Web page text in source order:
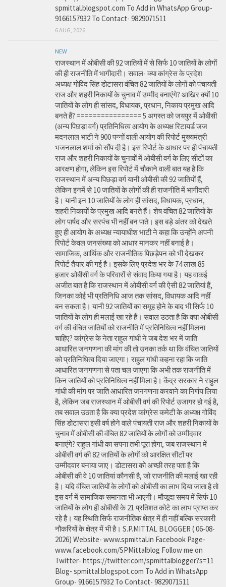
spmittal.blogspot.com To Add in WhatsApp Group-
9166157932 To Contact- 9829071511
6 AUG, 2026
NEW
राजस्थान में ओबीसी की 92 जातियों में से सिर्फ 10 जातियों के लोगों
की ही राजनीति में भागीदारी। सवाल- क्या कांग्रेस के प्रदेश
अध्यक्ष गोविंद सिंह डोटासरा वंचित 82 जातियों के लोगों को पंचायती
राज और शहरी निकायों के चुनाव में उम्मीद बनाएंगे? आखिर क्यों 10
जातियों के लोग ही सांसद, विधायक, प्रधान, निकाय प्रमुख आदि
बनते हैं? ================ 5 अगस्त को जयपुर में ओबीसी
(अन्य पिछड़ा वर्ग) प्रतिनिधित्व आयोग के अध्यक्ष रिटायर्ड जज
मदनलाल भाटी ने 900 पन्नों वाली आयोग की रिपोर्ट मुख्यमंत्री
भजनलाल शर्मा को सौंप दी है। इस रिपोर्ट के आधार पर ही पंचायती
राज और शहरी निकायों के चुनावों में ओबीसी वर्ग के लिए सीटों का
आरक्षण होगा, लेकिन इस रिपोर्ट में चौकाने वाली बात यह है कि
राजस्थान में अन्य पिछड़ा वर्ग यानी ओबीसी की 92 जातियों हैं,
लेकिन इनमें से 10 जातियों के लोगों की ही राजनीति में भागीदारी
है। यानी इन 10 जातियों के लोग ही सांसद, विधायक, प्रधान,
शहरी निकायों के प्रमुख आदि बनते हैं। शेष वंचित 82 जातियों के
लोग पार्षद और सरपंच भी नहीं बन पाते। इस बड़े अंतर को देखते
हुए ही आयोग के अध्यक्ष न्यायाधीश भाटी ने कहा कि उन्होंने अपनी
रिपोर्ट केवल जनसंख्या को आधार मानकर नहीं बनाई है।
सामाजिक, आर्थिक और राजनीतिक पिछड़ेपन को भी देखकर
रिपोर्ट तैयार की गई है। इसके लिए प्रदेश भर के 74 लाख 85
हजार ओबीसी वर्ग के परिवारों से संवाद किया गया है। यह वाकई
अजीत बात है कि राजस्थान में ओबीसी वर्ग की ऐसी 82 जातियां हैं,
जिनका कोई भी प्रतिनिधि आज तक सांसद, विधायक आदि नहीं
बन सकता है। यानी 92 जातियों का समूह होने के बाद भी सिर्फ 10
जातियों के लोग ही मलाई खा रहे हैं। सवाल उठता है कि क्या ओबीसी
वर्ग की वंचित जातियों को राजनीति में प्रतिनिधित्व नहीं मिलना
चाहिए? कांग्रेस के नेता राहुल गांधी ने जब देश भर में जाति
आधारित जनगणना की मांग की तो उनका तर्क था कि वंचित जातियों
को प्रतिनिधित्व दिया जाएगा। राहुल गांधी कहना रहा कि जाति
आधारित जनगणना से पता चल जाएगा कि अभी तक राजनीति में
किन जातियों को प्रतिनिधित्व नहीं मिला है। केंद्र सरकार ने राहुल
गांधी की मांग पर जाति आधारित जनगणना करवाने का निर्णय लिया
है, लेकिन जब राजस्थान में ओबीसी वर्ग की रिपोर्ट उजागर हो गई है,
तब सवाल उठता है कि क्या प्रदेश कांग्रेस कमेटी के अध्यक्ष गोविंद
सिंह डोटासरा इसी वर्ष होने वाले पंचायती राज और शहरी निकायों के
चुनाव में ओबीसी की वंचित 82 जातियों के लोगों को उम्मीदवार
बनाएंगे? राहुल गांधी का सपना तभी पूरा होगा, जब राजस्थान में
ओबीसी वर्ग की 82 जातियों के लोगों को आरक्षित सीटों पर
उम्मीदवार बनाया जाए। डोटासरा को अच्छी तरह पता है कि
ओबीसी की वे 10 जातियां कौनसी है, जो राजनीति की मलाई खा रही
है। यदि वंचित जातियों के लोगों को ओबीसी का लाभ दिया जाता है तो
इस वर्ग में सामाजिक समानता भी आएगी। मौजूदा समय में सिर्फ 10
जातियों के लोग ही ओबीसी के 21 प्रतिशत कोटे का लाभ प्राप्त कर
रहे है। यह स्थिति सिर्फ राजनीतिक क्षेत्र में ही नहीं बल्कि सरकारी
नौकरियों के क्षेत्र में भी है। S.P.MITTAL BLOGGER ( 06-08-
2026) Website- www.spmittal.in Facebook Page-
www.facebook.com/SPMittalblog Follow me on
Twitter- https://twitter.com/spmittalblogger?s=11
Blog- spmittal.blogspot.com To Add in WhatsApp
Group- 9166157932 To Contact- 9829071511